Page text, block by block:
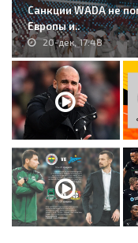
Санкции WADA не
Европы и..
20-дек, 17:48